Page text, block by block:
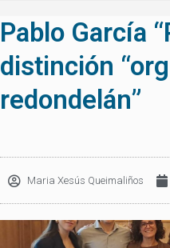
Pablo García
distinción
redondelán”
Maria Xesús Queimaliños